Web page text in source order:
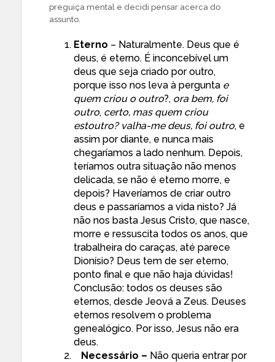
preguiça mental e decidi pensar acerca do
assunto.
Eterno – Naturalmente. Deus que é
deus, é eterno. É inconcebível um
deus que seja criado por outro,
porque isso nos leva à pergunta e
quem criou o outro?, ora bem, foi
outro, certo, mas quem criou
estoutro? valha-me deus, foi outro, e
assim por diante, e nunca mais
chegaríamos a lado nenhum. Depois,
teríamos outra situação não menos
delicada, se não é eterno morre, e
depois? Haveríamos de criar outro
deus e passaríamos a vida nisto? Já
não nos basta Jesus Cristo, que nasce,
morre e ressuscita todos os anos, que
trabalheira do caraças, até parece
Dionísio? Deus tem de ser eterno,
ponto final e que não haja dúvidas!
Conclusão: todos os deuses são
eternos, desde Jeová a Zeus. Deuses
eternos resolvem o problema
genealógico. Por isso, Jesus não era
deus.
Necessário – Não queria entrar por